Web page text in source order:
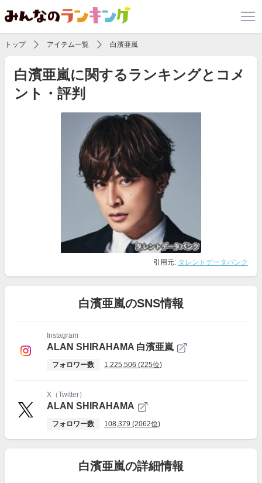
トップ アイテム一覧 白濱亜嵐
白濱亜嵐に関するランキングとコメ
ント・評判
引用元: タレントデータバンク
白濱亜嵐のSNS情報
Instagram
ALAN SHIRAHAMA 白濱亜嵐
フォロワー数 1,225,506 (225位)
X（Twitter）
ALAN SHIRAHAMA
フォロワー数 108,379 (2062位)
白濱亜嵐の詳細情報